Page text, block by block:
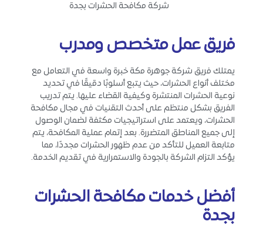
شركة مكافحة الحشرات بجدة
فريق عمل متخصص ومدرب
يمتلك فريق شركة جوهرة مكة خبرة واسعة في التعامل مع
مختلف أنواع الحشرات، حيث يتبع أسلوبًا دقيقًا في تحديد
نوعية الحشرات المنتشرة وكيفية القضاء عليها. يتم تدريب
الفريق بشكل منتظم على أحدث التقنيات في مجال مكافحة
الحشرات، ويعتمد على استراتيجيات مكثفة لضمان الوصول
إلى جميع المناطق المتضررة. بعد إتمام عملية المكافحة، يتم
متابعة العميل للتأكد من عدم ظهور الحشرات مجددًا، مما
يؤكد التزام الشركة بالجودة والاستمرارية في تقديم الخدمة.
أفضل خدمات مكافحة الحشرات
بجدة